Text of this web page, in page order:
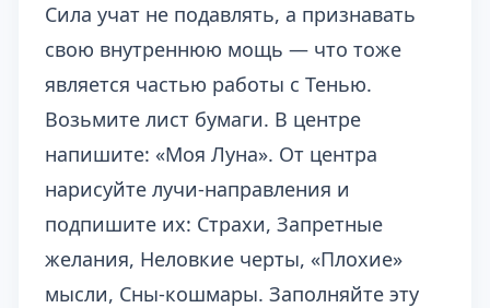
Сила учат не подавлять, а признавать
свою внутреннюю мощь — что тоже
является частью работы с Тенью.
Возьмите лист бумаги. В центре
напишите: «Моя Луна». От центра
нарисуйте лучи-направления и
подпишите их: Страхи, Запретные
желания, Неловкие черты, «Плохие»
мысли, Сны-кошмары. Заполняйте эту